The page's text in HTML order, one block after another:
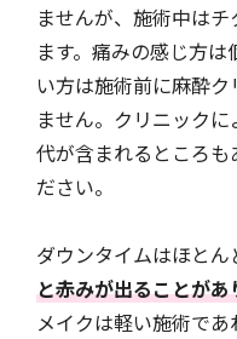
ませんが、施術中は
ます。痛みの感じ方
い方は施術前に麻酔
ません。クリニック
代が含まれるところも
ださい。
ダウンタイムはほとん
と赤みが出ることがあ
メイクは軽い施術で